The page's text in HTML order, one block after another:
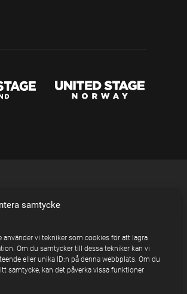
samtycke
vi tekniker som cookies för att lagra
Om du samtycker till dessa tekniker kan vi
eller unika ID:n på denna webbplats. Om du
samtycke, kan det påverka vissa funktioner